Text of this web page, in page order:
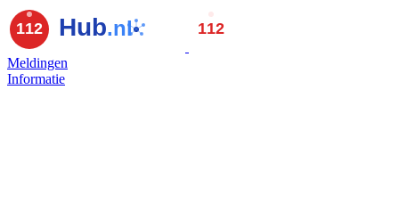
Meldingen
Informatie